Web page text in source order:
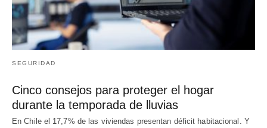
SEGURIDAD
Cinco consejos para proteger el hogar
durante la temporada de lluvias
En Chile el 17,7% de las viviendas presentan déficit habitacional. Y